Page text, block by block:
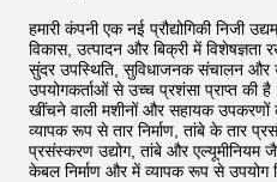
हमारी कंपनी एक नई प्रौद्योगिकी निजी
विकास, उत्पादन और बिक्री में विशेषज्ञता
सुंदर उपस्थिति, सुविधाजनक संचालन और
उपयोगकर्ताओं से उच्च प्रशंसा प्राप्त की
खींचने वाली मशीनों और सहायक उपकरणों
व्यापक रूप से तार निर्माण, तांबे के तार
प्रसंस्करण उद्योग, तांबे और एल्यूमीनियम जैसे
केबल निर्माण और में व्यापक रूप से उपयोग